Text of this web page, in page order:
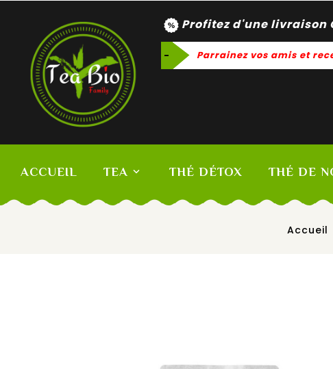
Profitez d'une livraison
- Parrainez vos amis et
ACCUEIL TEA THÉ DÉTOX THÉ DE
Accueil